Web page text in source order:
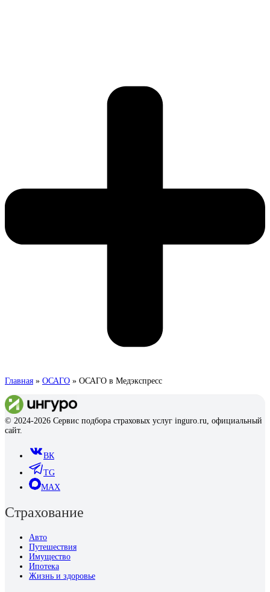
Главная » ОСАГО » ОСАГО в Медэкспресс
© 2024-2026 Сервис подбора страховых услуг inguro.ru, официальный
сайт.
ВК
TG
MAX
Страхование
Авто
Путешествия
Имущество
Ипотека
Жизнь и здоровье